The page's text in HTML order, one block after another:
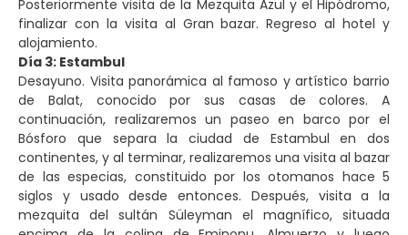
Posteriormente visita de la Mezquita Azul y el Hipódromo,
finalizar con la visita al Gran bazar. Regreso al hotel y
alojamiento.
Día 3: Estambul
Desayuno. Visita panorámica al famoso y artístico barrio
de Balat, conocido por sus casas de colores. A
continuación, realizaremos un paseo en barco por el
Bósforo que separa la ciudad de Estambul en dos
continentes, y al terminar, realizaremos una visita al bazar
de las especias, constituido por los otomanos hace 5
siglos y usado desde entonces. Después, visita a la
mezquita del sultán Süleyman el magnífico, situada